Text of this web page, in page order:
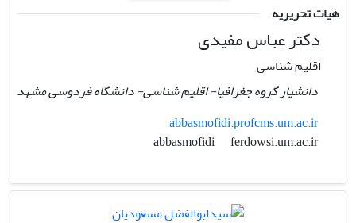
هیات تحریریه
دکتر عباس مفیدی
اقلیم شناسی
دانشیار گروه جغرافیا- اقلیم شناسی- دانشگاه فردوسی مشهد
abbasmofidi.profcms.um.ac.ir
abbasmofidi
ferdowsi.um.ac.ir